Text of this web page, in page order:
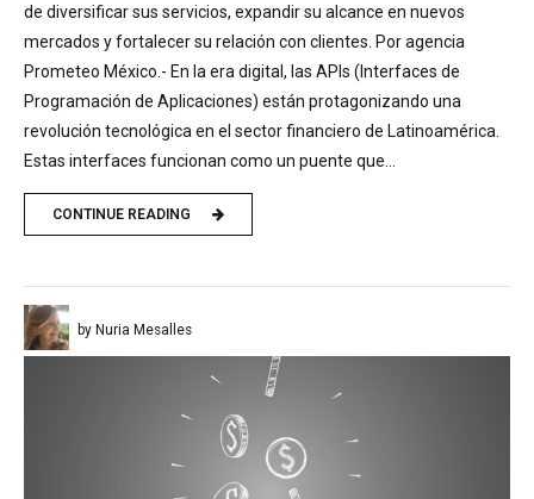
de diversificar sus servicios, expandir su alcance en nuevos
mercados y fortalecer su relación con clientes. Por agencia
Prometeo México.- En la era digital, las APIs (Interfaces de
Programación de Aplicaciones) están protagonizando una
revolución tecnológica en el sector financiero de Latinoamérica.
Estas interfaces funcionan como un puente que...
CONTINUE READING
by Nuria Mesalles